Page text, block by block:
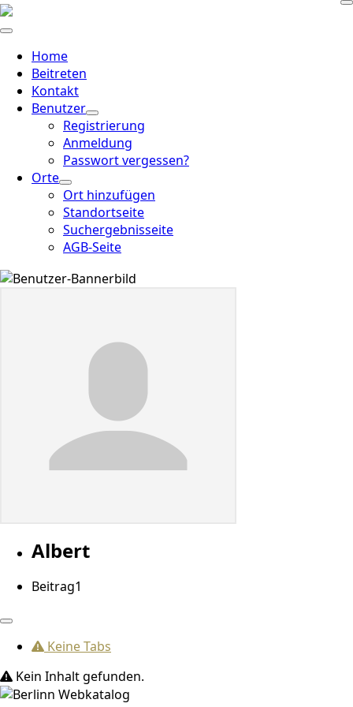
Home
Beitreten
Kontakt
Benutzer
Registrierung
Anmeldung
Passwort vergessen?
Orte
Ort hinzufügen
Standortseite
Suchergebnisseite
AGB-Seite
Albert
Beitrag1
Keine Tabs
Kein Inhalt gefunden.